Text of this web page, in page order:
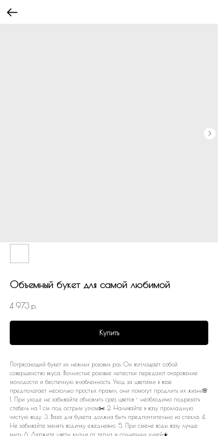
Объемный букет для самой любимой
4 973 р.
Купить
Потрясающий букет из нежных розовых роз. Он воплощает собой
совершенство вкуса. Волнистые розовые лепестки передают очарование
молодости и беспечную влюбленность. Уход за цветами в вазе
предполагает несколько простых правил, они помогут продлить их жизнь🌸
1. При уходе не забывайте обновлять срез цветов - необходимо подрезать
стебель на 1 см под острым углом✂️ 2. Наливайте в вазу прохладную
чистую воду. 3. Ваза для букета должна быть предпочтительно из стекла. 4.
Не забывайте менять водичку ежедневно. 5. При смене воды вазу лучше
мыть. 6. Держите цветы вдали от тепла и солнечных лучей☀️